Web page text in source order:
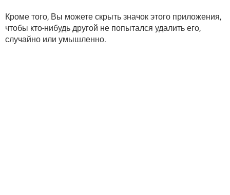
Кроме того, Вы можете скрыть значок этого приложения,
чтобы кто-нибудь другой не попытался удалить его,
случайно или умышленно.